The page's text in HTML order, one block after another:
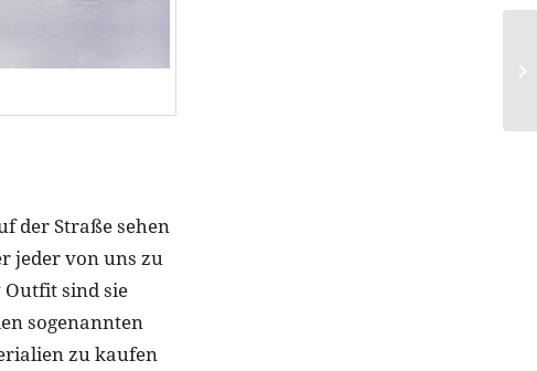
der Straße sehen
jeder von uns zu
sind sie
sogenannten
zu kaufen